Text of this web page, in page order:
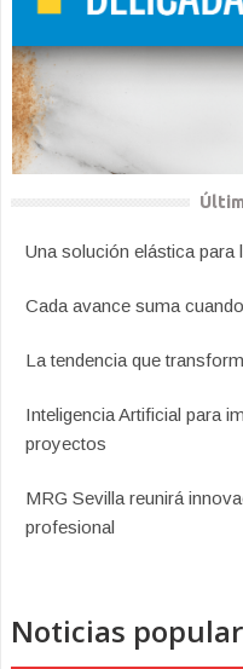
Una solución elástica
Cada avance suma
La tendencia que
Inteligencia Artificial para
proyectos
MRG Sevilla reunirá
profesional
Noticias